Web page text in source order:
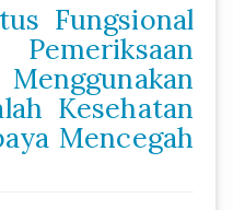
Fungsional
Kesehatan
Mencegah